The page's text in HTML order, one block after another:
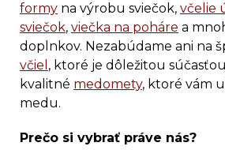
formy na výrobu sviečok, včelie
sviečok, viečka na poháre a
doplnkov. Nezabúdame ani na
včiel , ktoré je dôležitou
kvalitné medomety, ktoré vám
medu.
Prečo si vybrať práve nás?